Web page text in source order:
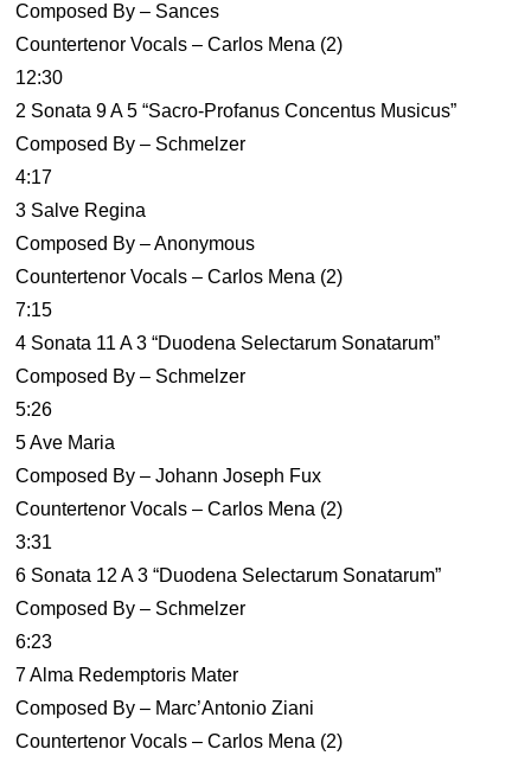
Composed By – Sances
Countertenor Vocals – Carlos Mena (2)
12:30
2 Sonata 9 A 5 “Sacro-Profanus Concentus Musicus”
Composed By – Schmelzer
4:17
3 Salve Regina
Composed By – Anonymous
Countertenor Vocals – Carlos Mena (2)
7:15
4 Sonata 11 A 3 “Duodena Selectarum Sonatarum”
Composed By – Schmelzer
5:26
5 Ave Maria
Composed By – Johann Joseph Fux
Countertenor Vocals – Carlos Mena (2)
3:31
6 Sonata 12 A 3 “Duodena Selectarum Sonatarum”
Composed By – Schmelzer
6:23
7 Alma Redemptoris Mater
Composed By – Marc’Antonio Ziani
Countertenor Vocals – Carlos Mena (2)